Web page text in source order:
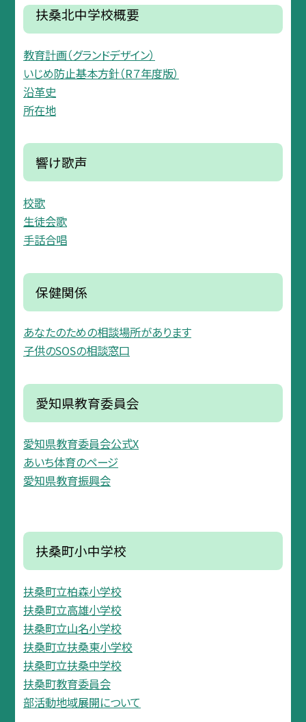
扶桑北中学校概要
教育計画（グランドデザイン）
いじめ防止基本方針（R７年度版）
沿革史
所在地
響け歌声
校歌
生徒会歌
手話合唱
保健関係
あなたのための相談場所があります
子供のSOSの相談窓口
愛知県教育委員会
愛知県教育委員会公式X
あいち体育のページ
愛知県教育振興会
扶桑町小中学校
扶桑町立柏森小学校
扶桑町立高雄小学校
扶桑町立山名小学校
扶桑町立扶桑東小学校
扶桑町立扶桑中学校
扶桑町教育委員会
部活動地域展開について